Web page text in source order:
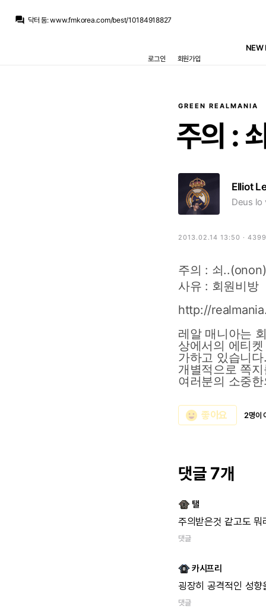
question_answer 닥터 둠:www.fmkorea.com/best/10184918827
NEW
로그인 회원가입
GREEN REALMANIA
주의 :
Elliot
Deus lo
2013.02.14 13:50 ·
주의 : 쇠..(onon)
사유 : 회원비방
http://
레알 매니아는
상에서의 에티켓
가하고 있습니
개별적으로 쪽
여러분의 소중
emoji_emotions 좋아요 2명이
댓글 7개
탤
주의받은것 같고도 뭐
댓글
카시프리
굉장히 공격적인 성향
댓글